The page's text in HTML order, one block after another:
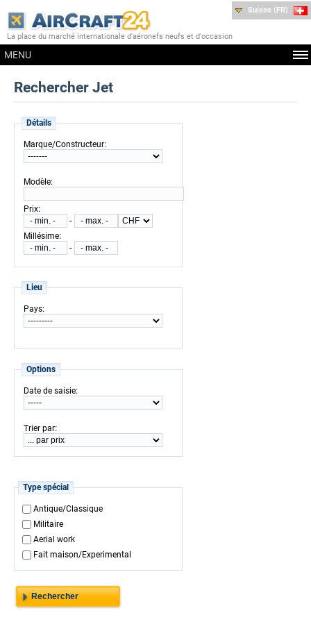
La place du marché internationale d'aéronefs neufs et d'occasion
MENU
Suisse (FR)
Rechercher Jet
Détails
Marque/Constructeur:
Modèle:
Prix:
-
Millésime:
-
Lieu
Pays:
Options
Date de saisie:
Trier par:
Type spécial
Antique/Classique
Militaire
Aerial work
Fait maison/Experimental